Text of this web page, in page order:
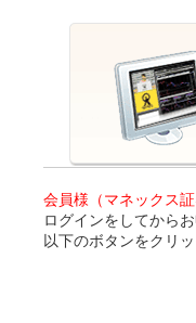
会員様（マネックス
ログインをしてから
以下のボタンをクリ